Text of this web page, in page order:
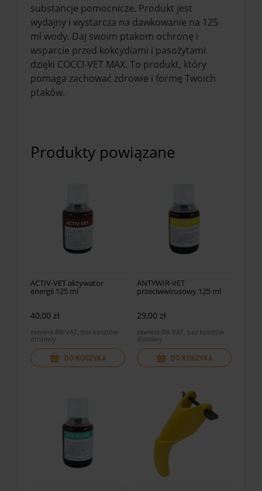
substancje pomocnicze. Produkt jest
wydajny i wystarcza na dawkowanie na 125
ml wody. Daj swoim ptakom ochronę i
wsparcie przed kokcydiami i pasożytami
dzięki COCCI-VET MAX. To produkt, który
pomaga zachować zdrowie i formę Twoich
ptaków.
Produkty powiązane
ACTIV-VET aktywator
energii 125 ml
40,00 zł
zawiera 8% VAT, bez kosztów
dostawy
DO KOSZYKA
ANTYWIR-VET
przeciwwirusowy 125 ml
29,00 zł
zawiera 8% VAT, bez kosztów
dostawy
DO KOSZYKA